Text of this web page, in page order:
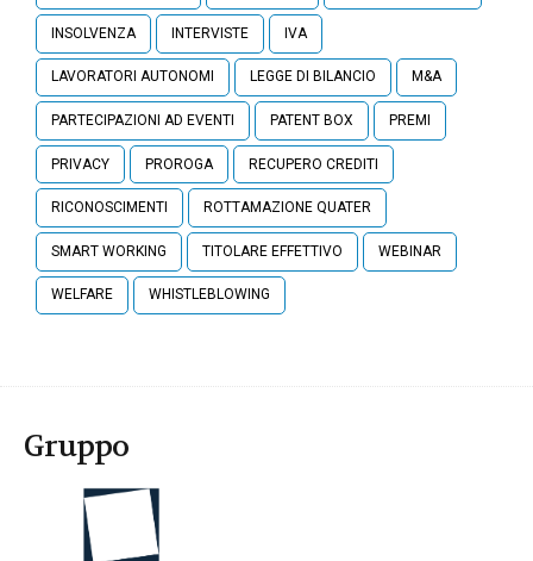
INSOLVENZA INTERVISTE IVA
LAVORATORI AUTONOMI LEGGE DI BILANCIO M&A
PARTECIPAZIONI AD EVENTI PATENT BOX PREMI
PRIVACY PROROGA RECUPERO CREDITI
RICONOSCIMENTI ROTTAMAZIONE QUATER
SMART WORKING TITOLARE EFFETTIVO WEBINAR
WELFARE WHISTLEBLOWING
Gruppo